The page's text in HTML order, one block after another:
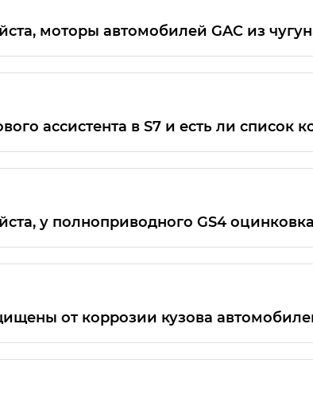
моторы автомобилей GAC из
присутствует в двигателях объемом 2.0 л у
ассистента в S7 и есть ли список
можно кнопкой на руле или
у полноприводного GS4
Более подробно с информацией по
от коррозии кузова
грунтование. Более подробно с